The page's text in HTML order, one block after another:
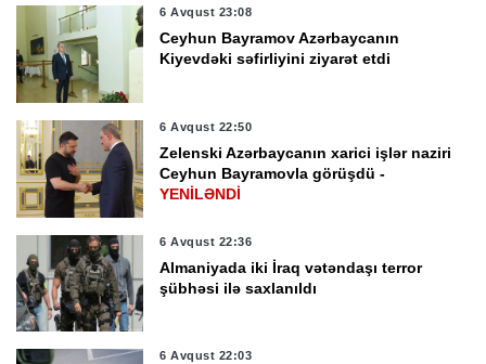
6 Avqust 23:08
Ceyhun Bayramov Azərbaycanın
Kiyevdəki səfirliyini ziyarət etdi
6 Avqust 22:50
Zelenski Azərbaycanın xarici işlər naziri
Ceyhun Bayramovla görüşdü -
YENİLƏNDİ
6 Avqust 22:36
Almaniyada iki İraq vətəndaşı terror
şübhəsi ilə saxlanıldı
6 Avqust 22:03